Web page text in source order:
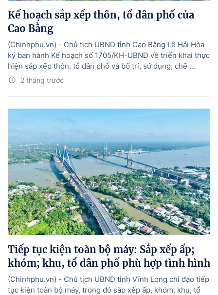
Phát triển kinh tế tư nhân và doanh nghiệp dân tộc
Ocop và chuỗi giá trị Nông sản
Kinh tế tư nhân
Photo
Kế hoạch sắp xếp thôn, tổ dân phố của
Cao Bằng
2 tháng trước
(Chinhphu.vn) - Chủ tịch UBND tỉnh Cao Bằng Lê Hải Hòa
ký ban hành Kế hoạch số 1705/KH-UBND về triển khai thực
hiện sắp xếp thôn, tổ dân phố và bố trí, sử dụng, chế ...
Tiếp tục kiện toàn bộ máy: Sắp xếp ấp;
khóm; khu, tổ dân phố phù hợp tình hình
(Chinhphu.vn) - Chủ tịch UBND tỉnh Vĩnh Long chỉ đạo tiếp
tục kiện toàn bộ máy, trong đó sắp xếp ấp, khóm, khu, tổ